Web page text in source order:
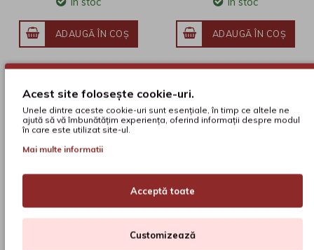
ADAUGĂ ÎN COŞ ADAUGĂ ÎN COŞ
Nuvele și povestiri
Acest site folosește cookie-uri.
Unele dintre aceste cookie-uri sunt esențiale, în timp ce altele ne
ajută să vă îmbunătățim experiența, oferind informații despre modul
în care este utilizat site-ul.
Mai multe informatii
Acceptă toate
Customizează